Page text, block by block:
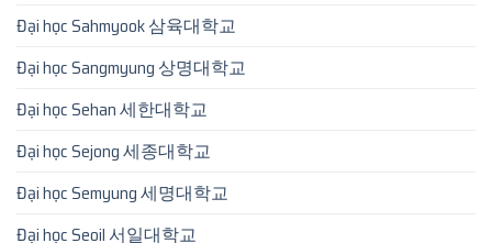
Đại học Sahmyook 삼육대학교
Đại học Sangmyung 상명대학교
Đại học Sehan 세한대학교
Đại học Sejong 세종대학교
Đại học Semyung 세명대학교
Đại học Seoil 서일대학교